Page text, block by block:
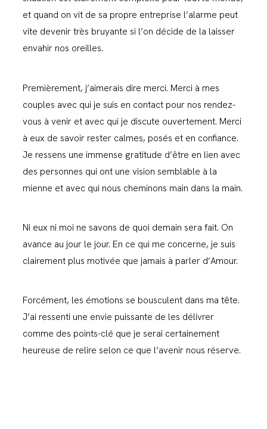
et quand on vit de sa propre entreprise l’alarme peut
vite devenir très bruyante si l’on décide de la laisser
envahir nos oreilles.
Premièrement, j’aimerais dire merci. Merci à mes
couples avec qui je suis en contact pour nos rendez-
vous à venir et avec qui je discute ouvertement. Merci
à eux de savoir rester calmes, posés et en confiance.
Je ressens une immense gratitude d’être en lien avec
des personnes qui ont une vision semblable à la
mienne et avec qui nous cheminons main dans la main.
Ni eux ni moi ne savons de quoi demain sera fait. On
avance au jour le jour. En ce qui me concerne, je suis
clairement plus motivée que jamais à parler d’Amour.
Forcément, les émotions se bousculent dans ma tête.
J’ai ressenti une envie puissante de les délivrer
comme des points-clé que je serai certainement
heureuse de relire selon ce que l’avenir nous réserve.